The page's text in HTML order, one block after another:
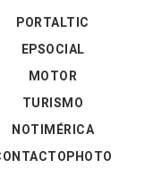
PORTALTIC
EPSOCIAL
MOTOR
TURISMO
NOTIMÉRICA